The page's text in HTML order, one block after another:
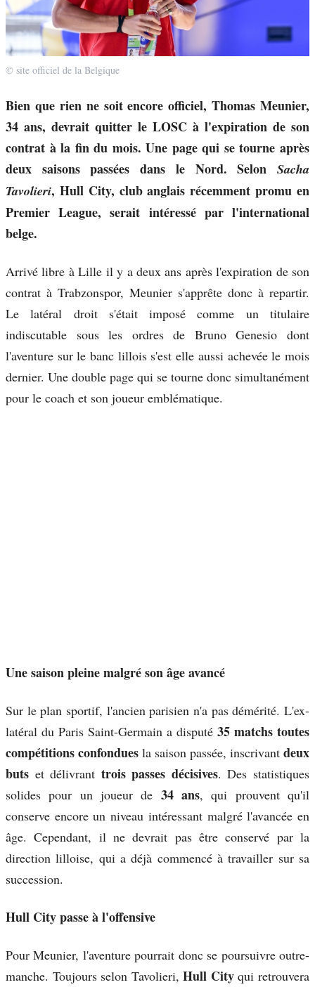
© site officiel de la Belgique
Bien que rien ne soit encore officiel, Thomas Meunier,
34 ans, devrait quitter le LOSC à l'expiration de son
contrat à la fin du mois. Une page qui se tourne après
deux saisons passées dans le Nord. Selon Sacha
Tavolieri, Hull City, club anglais récemment promu en
Premier League, serait intéressé par l'international
belge.
Arrivé libre à Lille il y a deux ans après l'expiration de son
contrat à Trabzonspor, Meunier s'apprête donc à repartir.
Le latéral droit s'était imposé comme un titulaire
indiscutable sous les ordres de Bruno Genesio dont
l'aventure sur le banc lillois s'est elle aussi achevée le mois
dernier. Une double page qui se tourne donc simultanément
pour le coach et son joueur emblématique.
Une saison pleine malgré son âge avancé
Sur le plan sportif, l'ancien parisien n'a pas démérité. L'ex-
latéral du Paris Saint-Germain a disputé 35 matchs toutes
compétitions confondues la saison passée, inscrivant deux
buts et délivrant trois passes décisives. Des statistiques
solides pour un joueur de 34 ans, qui prouvent qu'il
conserve encore un niveau intéressant malgré l'avancée en
âge. Cependant, il ne devrait pas être conservé par la
direction lilloise, qui a déjà commencé à travailler sur sa
succession.
Hull City passe à l'offensive
Pour Meunier, l'aventure pourrait donc se poursuivre outre-
manche. Toujours selon Tavolieri,Hull Cityqui retrouvera